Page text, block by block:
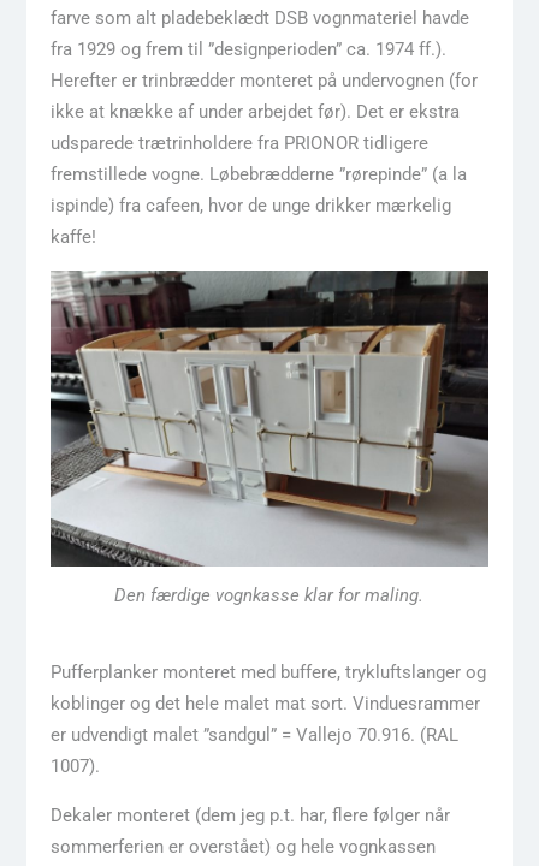
farve som alt pladebeklædt DSB vognmateriel havde
fra 1929 og frem til ”designperioden” ca. 1974 ff.).
Herefter er trinbrædder monteret på undervognen (for
ikke at knække af under arbejdet før). Det er ekstra
udsparede trætrinholdere fra PRIONOR tidligere
fremstillede vogne. Løbebrædderne ”rørepinde” (a la
ispinde) fra cafeen, hvor de unge drikker mærkelig
kaffe!
Den færdige vognkasse klar for maling.
Pufferplanker monteret med buffere, trykluftslanger og
koblinger og det hele malet mat sort. Vinduesrammer
er udvendigt malet ”sandgul” = Vallejo 70.916. (RAL
1007).
Dekaler monteret (dem jeg p.t. har, flere følger når
sommerferien er overstået) og hele vognkassen